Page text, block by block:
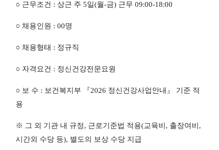
○ 근무조건 : 상근 주 5일(월-금) 근무 09:00-18:00
○ 채용인원 : 00명
○ 채용형태 : 정규직
○ 자격요건 : 정신건강전문요원
○ 보 수 : 보건복지부 『2026 정신건강사업안내 』 기준 적
용
※ 그 외 기관 내 규정, 근로기준법 적용(교육비 , 출장여비 ,
시간외 수당 등), 별도의 보상 수당 지급